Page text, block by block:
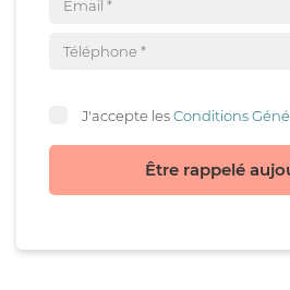
J'accepte lesConditions
Être rappelé